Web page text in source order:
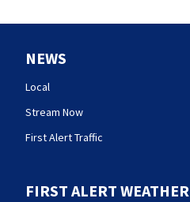
NEWS
Local
Stream Now
First Alert Traffic
FIRST ALERT WEATHER